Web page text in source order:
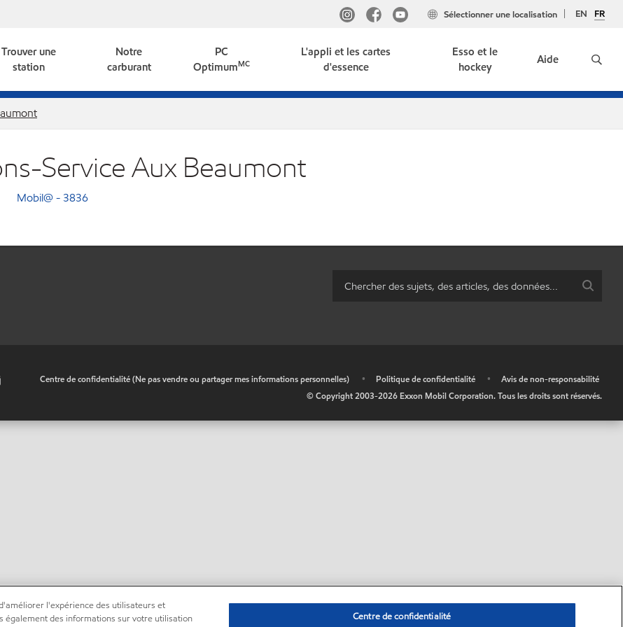
EN FR
Sélectionner une localisation
Trouver une
station
Notre
carburant
PC
OptimumMC
L'appli et les cartes
d'essence
Esso et le
hockey
Aide
Service Aux Beaumont
Mobil@ - 3836
Centre de confidentialité (Ne pas vendre ou partager mes informations personnelles) • Politique de confidentialité •
Avis de non-responsabilité
© Copyright 2003-2026 Exxon Mobil Corporation. Tous les droits sont réservés.
l'expérience des utilisateurs et
également des informations sur votre utilisation
Centre de confidentialité